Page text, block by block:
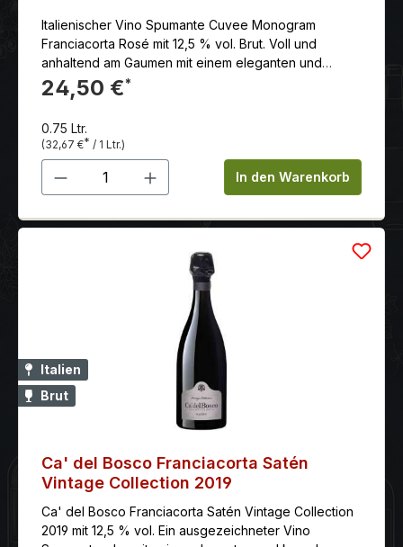
Italienischer Vino Spumante Cuvee Monogram
Franciacorta Rosé mit 12,5 % vol. Brut. Voll und
anhaltend am Gaumen mit einem eleganten und
harmonischen Geschmack von roten Früchten und
wilden Beeren.
24,50 €*
0.75 Ltr.
(32,67 €* / 1 Ltr.)
Produkt Anzahl: Gib denIn den Warenkorb
Italien
Brut
Ca' del Bosco Franciacorta Satén
Vintage Collection 2019
Ca' del Bosco Franciacorta Satén Vintage Collection
2019 mit 12,5 % vol. Ein ausgezeichneter Vino